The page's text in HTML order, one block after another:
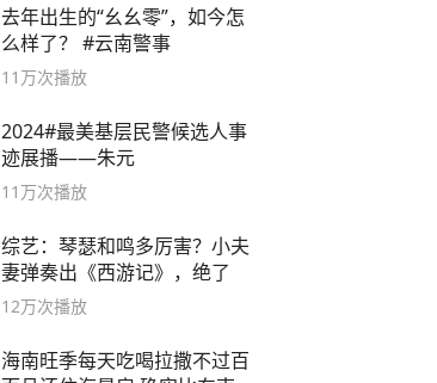
去年出生的“幺幺零”，如今怎
么样了？ #云南警事
11万次播放
2024#最美基层民警候选人事
迹展播——朱元
11万次播放
综艺：琴瑟和鸣多厉害？小夫
妻弹奏出《西游记》，绝了
12万次播放
海南旺季每天吃喝拉撒不过百